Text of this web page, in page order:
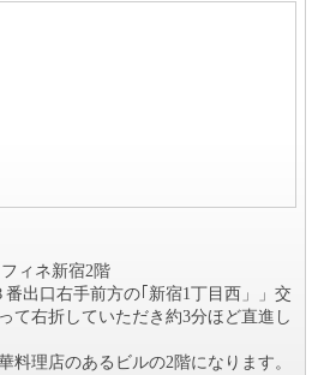
ィネ新宿2階
出口右手前方の｢新宿1丁目西」」交
て右折していただき約3分ほど直進し
料理店のあるビルの2階になります。